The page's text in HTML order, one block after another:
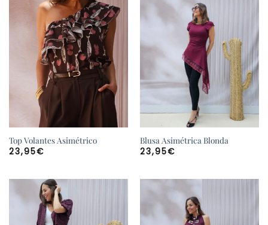
Top Volantes Asimétrico
23,95€
Blusa Asimétrica Blonda
23,95€